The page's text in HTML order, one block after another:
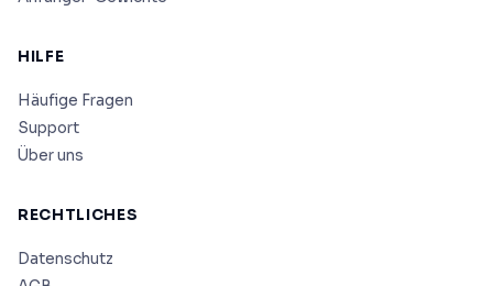
HILFE
Häufige Fragen
Support
Über uns
RECHTLICHES
Datenschutz